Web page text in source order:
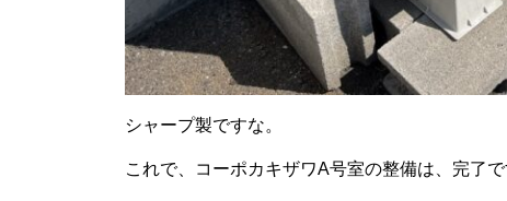
シャープ製ですな。
これで、コーポカキザワA号室の整備は、完了で